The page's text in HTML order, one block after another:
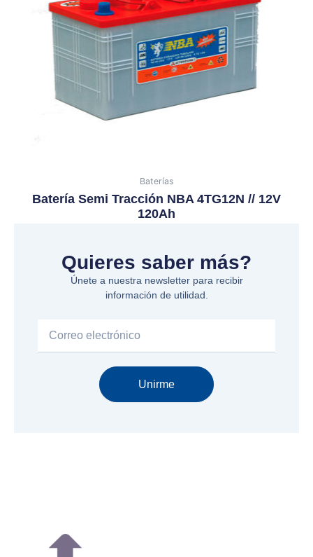
Baterías
Batería Semi Tracción NBA 4TG12N // 12V
120Ah
Quieres saber más?
Únete a nuestra newsletter para recibir
información de utilidad.
Unirme